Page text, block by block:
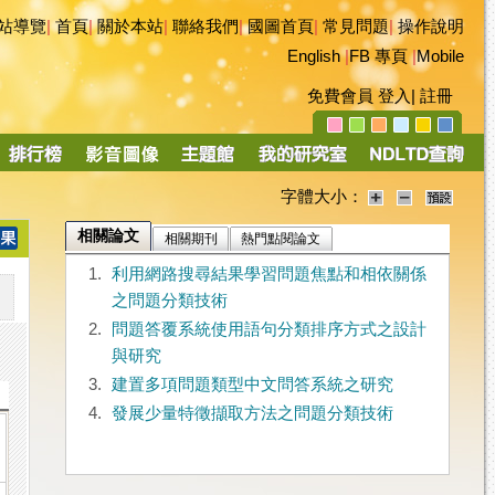
導覽|首頁|關於本站 聯絡我們|國圖首頁 常見問題|操作說明
English|FB 專頁|Mobile
免費會員 登入 註冊
字體大小：
相關論文 相關期刊 熱門點閱論文
1.
利用網路搜尋結果學習問題焦點和相依關係
之問題分類技術
2.
問題答覆系統使用語句分類排序方式之設計
與研究
3.
建置多項問題類型中文問答系統之研究
4.
發展少量特徵擷取方法之問題分類技術